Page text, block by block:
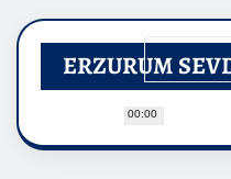
00:00
ERZURUM